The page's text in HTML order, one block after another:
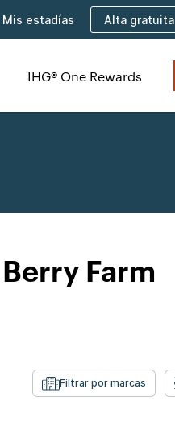
Mis estadías Alta gratuita
IHG® One Rewards
Farm
Filtrar por marcas